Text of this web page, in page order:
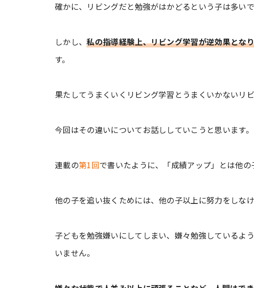
確かに、リビングだと勉強がはかどるという子は多いで
しかし、私の指導経験上、リビング学習が逆効果とな
す。
果たしてうまくいくリビング学習とうまくいかないリ
今回はその違いについてお話ししていこうと思います。
連載の第1回で書いたように、「成績アップ」とは他の
他の子を追い抜くためには、他の子以上に努力をしなけ
子どもを勉強嫌いにしてしまい、嫌々勉強しているよ
いません。